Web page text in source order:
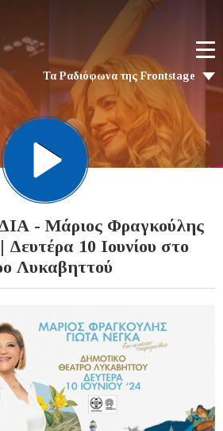
Τα Ραδιόφωνα της Frontstage
- Μάριος Φραγκούλης
10 Ιουνίου στο
Λυκαβηττού